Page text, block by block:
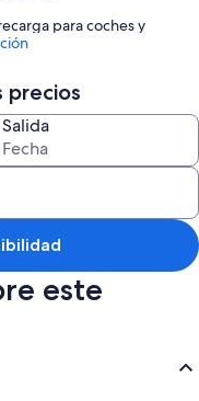
para coches y
las 24 horas y 2 salas
como wifi gratis.
en todas las
precios
Salida
este